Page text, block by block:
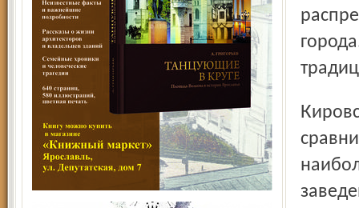
Кировский район ходит в лидерах потому, что на его